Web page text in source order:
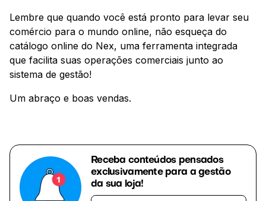
Lembre que quando você está pronto para levar seu
comércio para o mundo online, não esqueça do
catálogo online do Nex, uma ferramenta integrada
que facilita suas operações comerciais junto ao
sistema de gestão!
Um abraço e boas vendas.
Receba conteúdos pensados
exclusivamente para a gestão
da sua loja!